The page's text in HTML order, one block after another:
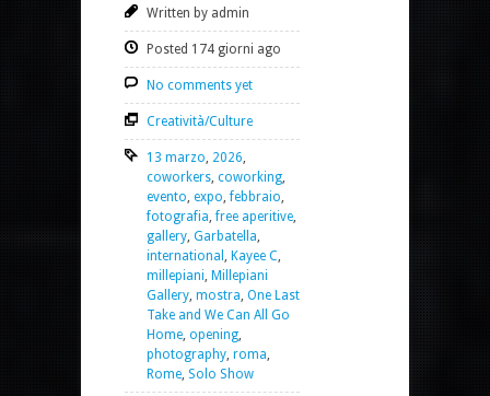
Written by admin
Posted 174 giorni ago
No comments yet
Creatività/Culture
13 marzo 2026
coworkers coworking
evento expo ,febbraio
fotografia ,free aperitive
gallery Garbatella
international
Kayee C
millepiani Millepiani
Gallery mostra One Last
Take and We Can All Go
Home opening
photography roma
Rome Solo Show